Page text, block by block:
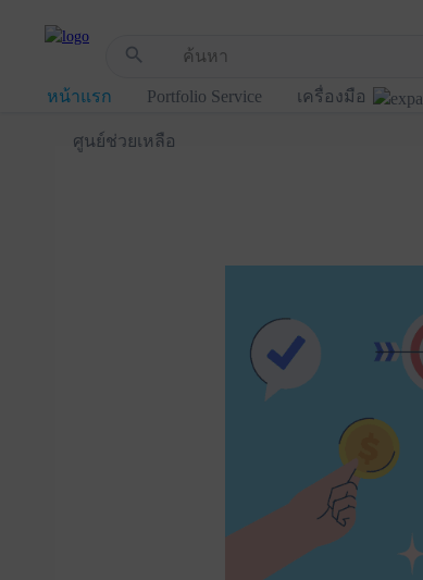
search
หน้าแรก Portfolio Service เครื่องมือ
ศูนย์ช่วยเหลือ